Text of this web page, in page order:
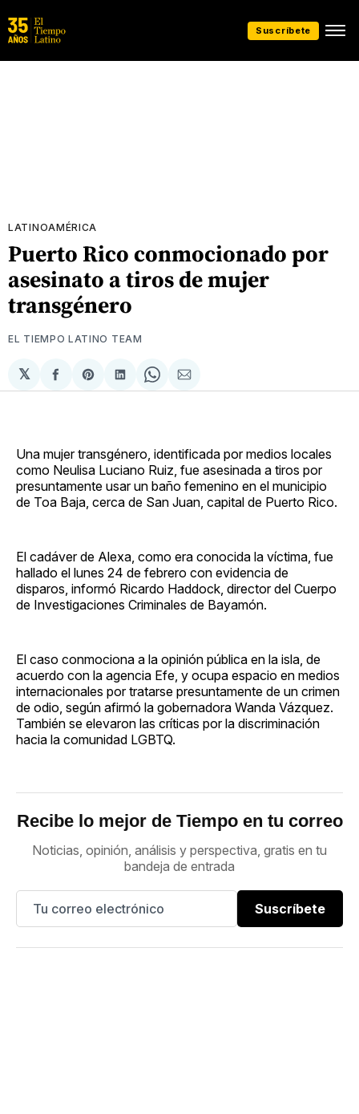
Suscríbete
LATINOAMÉRICA
Puerto Rico conmocionado por
asesinato a tiros de mujer
transgénero
EL TIEMPO LATINO TEAM
𝕏
Compartir
en
Share
on
Compartir
en
Share
on
Compartir
via
Una mujer transgénero, identificada por medios locales
como Neulisa Luciano Ruiz, fue asesinada a tiros por
presuntamente usar un baño femenino en el municipio
de Toa Baja, cerca de San Juan, capital de Puerto Rico.
El cadáver de Alexa, como era conocida la víctima, fue
hallado el lunes 24 de febrero con evidencia de
disparos, informó Ricardo Haddock, director del Cuerpo
de Investigaciones Criminales de Bayamón.
El caso conmociona a la opinión pública en la isla, de
acuerdo con la agencia Efe, y ocupa espacio en medios
internacionales por tratarse presuntamente de un crimen
de odio, según afirmó la gobernadora Wanda Vázquez.
También se elevaron las críticas por la discriminación
hacia la comunidad LGBTQ.
Recibe lo mejor de Tiempo en tu correo
Noticias, opinión, análisis y perspectiva, gratis en tu
bandeja de entrada
Suscríbete